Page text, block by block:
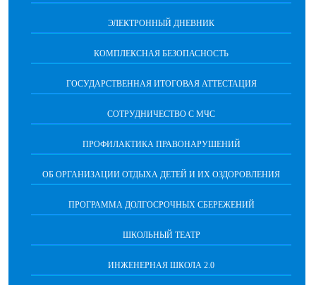
ЭЛЕКТРОННЫЙ ДНЕВНИК
КОМПЛЕКСНАЯ БЕЗОПАСНОСТЬ
ГОСУДАРСТВЕННАЯ ИТОГОВАЯ АТТЕСТАЦИЯ
CОТРУДНИЧЕСТВО С МЧС
ПРОФИЛАКТИКА ПРАВОНАРУШЕНИЙ
ОБ ОРГАНИЗАЦИИ ОТДЫХА ДЕТЕЙ И ИХ ОЗДОРОВЛЕНИЯ
ПРОГРАММА ДОЛГОСРОЧНЫХ СБЕРЕЖЕНИЙ
ШКОЛЬНЫЙ ТЕАТР
ИНЖЕНЕРНАЯ ШКОЛА 2.0